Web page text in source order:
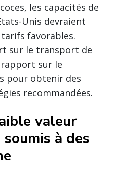
les capacités de
Unis devraient
favorables.
sur le transport de
sur le
pour obtenir des
recommandées.
valeur
à des